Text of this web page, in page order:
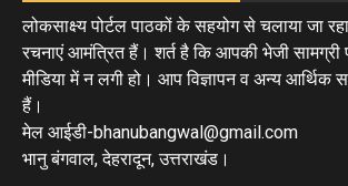
लोकसाक्ष्य पोर्टल पाठकों के सहयोग से चलाया जा
रचनाएं आमंत्रित हैं। शर्त है कि आपकी भेजी
मीडिया में न लगी हो। आप विज्ञापन व अन्य
हैं।
मेल आईडी-bhanubangwal@gmail.com
भानु बंगवाल, देहरादून, उत्तराखंड।